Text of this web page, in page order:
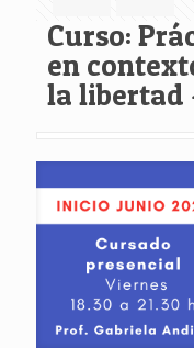
Curso:
en
la libertad